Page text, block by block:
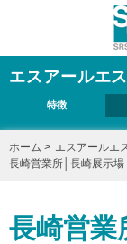
エスアールエ
特徴
ホーム > エスアールエ
長崎営業所│長崎展示場
長崎営業